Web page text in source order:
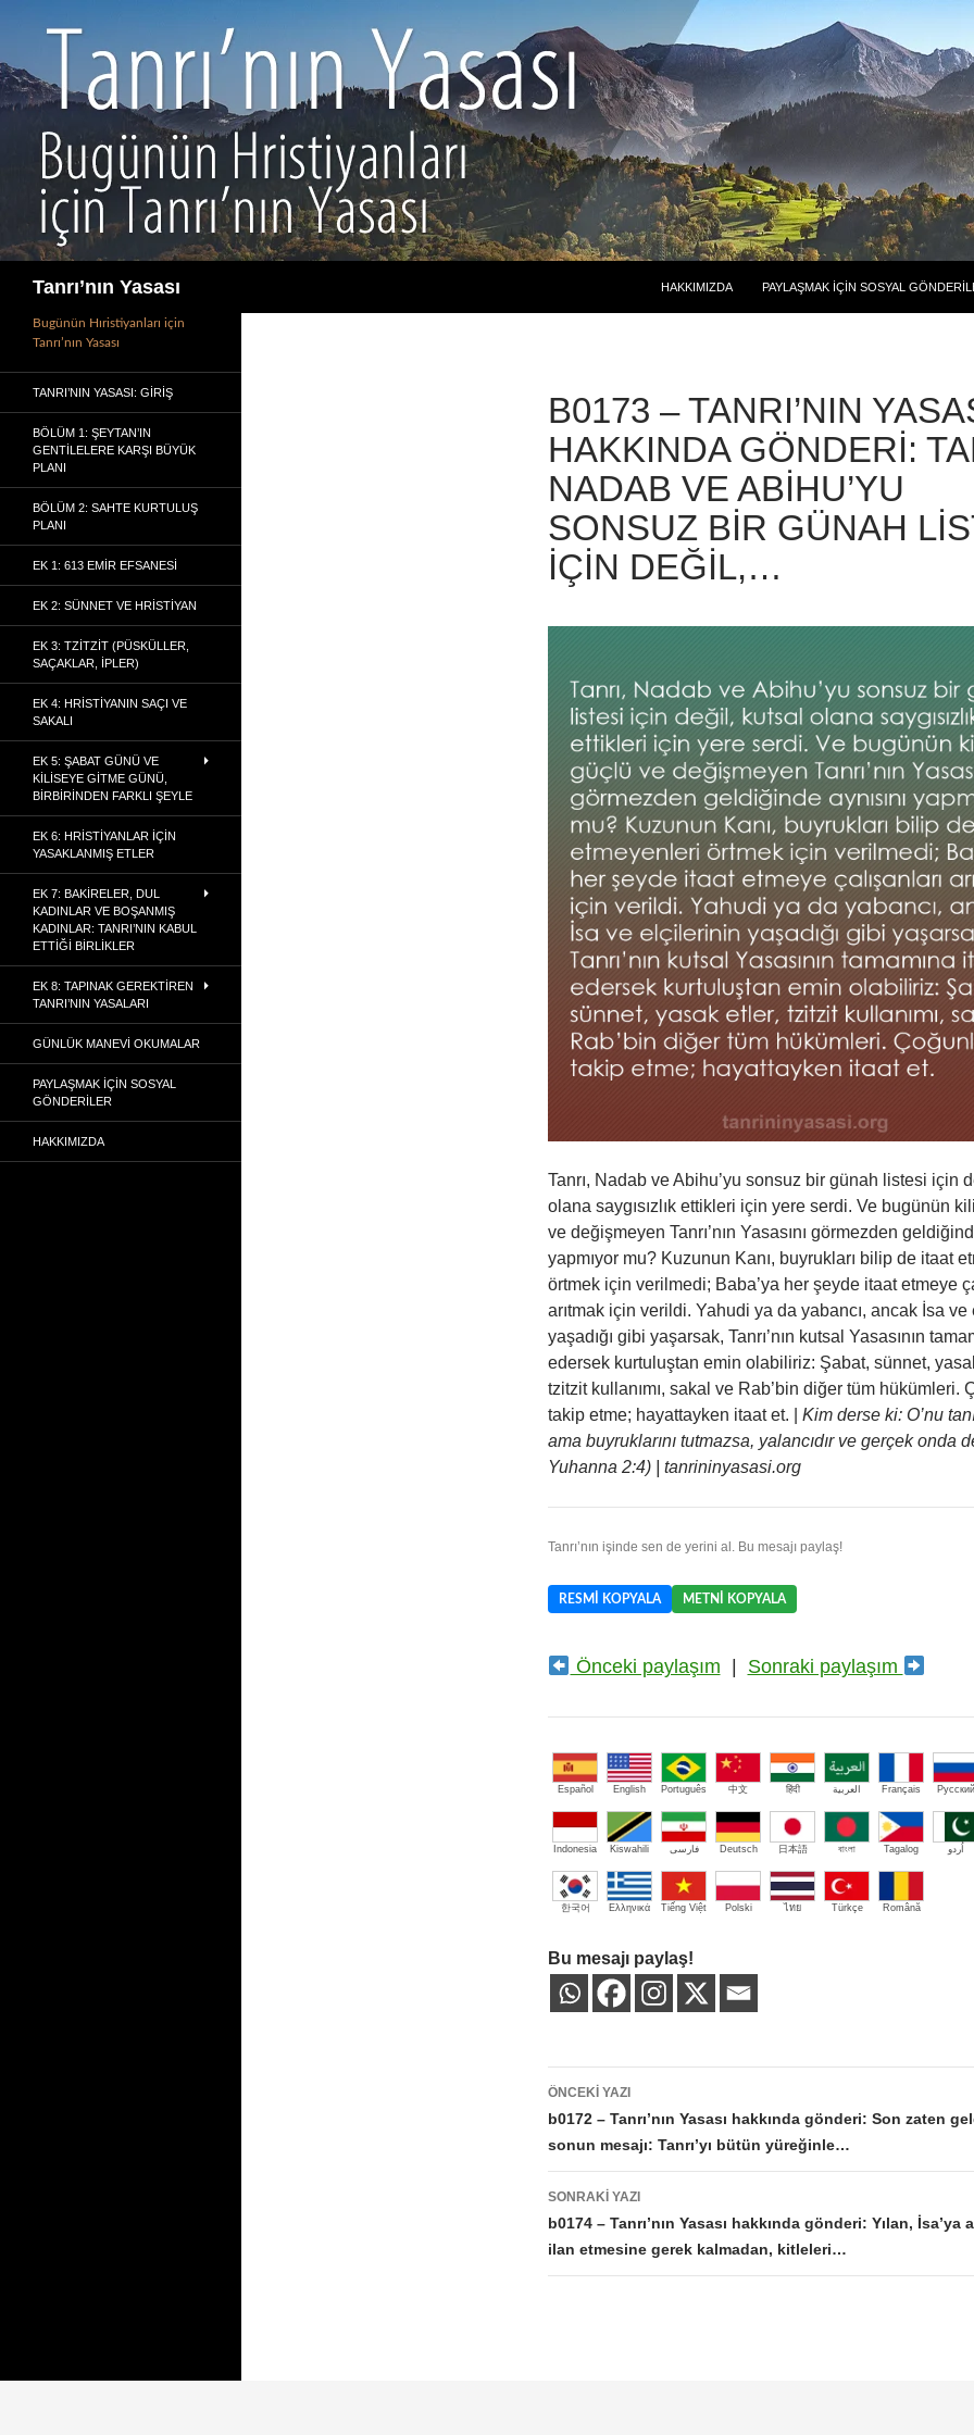
Tanrı’nın Yasası HAKKIMIZDA PAYLAŞMAK İÇIN SOSYAL
B0173 – TANRI’NIN
HAKKINDA GÖNDERI:
NADAB VE ABIHU’YU
SONSUZ BIR GÜNAH
IÇIN DEĞIL,…
Tanrı, Nadab ve Abihu’yu sonsuz bir günah listesi için
olana saygısızlık ettikleri için yere serdi. Ve bugünün
ve değişmeyen Tanrı’nın Yasasını görmezden
yapmıyor mu? Kuzunun Kanı, buyrukları bilip de itaat
örtmek için verilmedi; Baba’ya her şeyde itaat etmeye
arıtmak için verildi. Yahudi ya da yabancı, ancak İsa
yaşadığı gibi yaşarsak, Tanrı’nın kutsal Yasasının
edersek kurtuluştan emin olabiliriz: Şabat, sünnet,
tzitzit kullanımı, sakal ve Rab’bin diğer tüm hükümleri.
takip etme; hayattayken itaat et. | Kim derse ki: O’nu
ama buyruklarını tutmazsa, yalancıdır ve gerçek onda
Yuhanna 2:4) | tanrininyasasi.org
Tanrı’nın işinde sen de yerini al. Bu mesajı paylaş!
RESMI KOPYALA METNI KOPYALA
Önceki paylaşım Sonraki paylaşım
Español English Português 中文 हिंदी العربية Français Русский
Indonesia Kiswahili فارسی Deutsch 日本語 বাংলা Tagalog اُردو
한국어 Ελληνικά Tiếng Việt Polski ไทย Türkçe Română
Bu mesajı paylaş!
Yazı
dolaşımı
ÖNCEKI YAZI
b0172 – Tanrı’nın Yasası hakkında gönderi: Son zaten
sonun mesajı: Tanrı’yı bütün yüreğinle…
SONRAKI YAZI
b0174 – Tanrı’nın Yasası hakkında gönderi: Yılan, İsa’ya
ilan etmesine gerek kalmadan, kitleleri…
Bugünün Hıristiyanları için
Tanrı’nın Yasası
TANRI’NIN YASASI: GIRIŞ
BÖLÜM 1: ŞEYTAN’IN
GENTILELERE KARŞI BÜYÜK
PLANI
BÖLÜM 2: SAHTE KURTULUŞ
PLANI
EK 1: 613 EMIR EFSANESI
EK 2: SÜNNET VE HRISTIYAN
EK 3: TZITZIT (PÜSKÜLLER,
SAÇAKLAR, İPLER)
EK 4: HRISTIYANIN SAÇI VE
SAKALI
EK 5: ŞABAT GÜNÜ VE
KILISEYE GITME GÜNÜ,
BIRBIRINDEN FARKLI ŞEYLE
EK 6: HRISTIYANLAR İÇIN
YASAKLANMIŞ ETLER
EK 7: BAKIRELER, DUL
KADINLAR VE BOŞANMIŞ
KADINLAR: TANRI’NIN KABUL
ETTIĞI BIRLIKLER
EK 8: TAPINAK GEREKTIREN
TANRI’NIN YASALARI
GÜNLÜK MANEVI OKUMALAR
PAYLAŞMAK İÇIN SOSYAL
GÖNDERILER
HAKKIMIZDA